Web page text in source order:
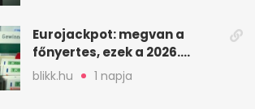
Eurojackpot: megvan a
főnyertes, ezek a 2026.
augusztus 7-i számok
blikk.hu 1 napja